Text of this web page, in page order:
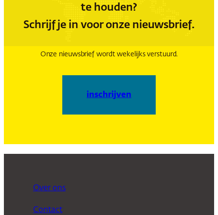
te houden?
Schrijf je in voor onze nieuwsbrief.
Onze nieuwsbrief wordt wekelijks verstuurd.
inschrijven
Over ons
Contact